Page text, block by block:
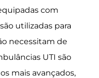
com
utilizadas para
necessitam de
UTI são
mais avançados,